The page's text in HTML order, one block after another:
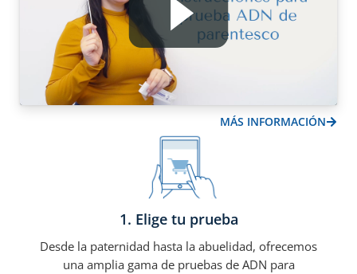
1. Elige tu prueba
Desde la paternidad hasta la abuelidad, ofrecemos
una amplia gama de pruebas de ADN para
MÁS INFORMACIÓN